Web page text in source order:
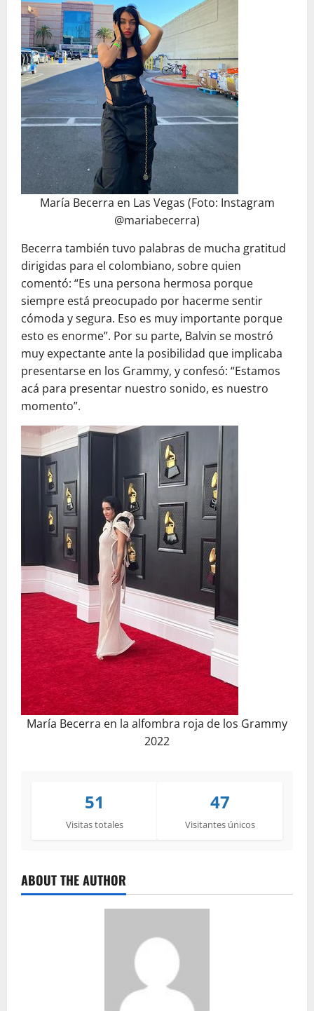
María Becerra en Las Vegas (Foto: Instagram
@mariabecerra)
Becerra también tuvo palabras de mucha gratitud
dirigidas para el colombiano, sobre quien
comentó: “Es una persona hermosa porque
siempre está preocupado por hacerme sentir
cómoda y segura. Eso es muy importante porque
esto es enorme”. Por su parte, Balvin se mostró
muy expectante ante la posibilidad que implicaba
presentarse en los Grammy, y confesó: “Estamos
acá para presentar nuestro sonido, es nuestro
momento”.
María Becerra en la alfombra roja de los Grammy
2022
51
Visitas totales
47
Visitantes únicos
ABOUT THE AUTHOR